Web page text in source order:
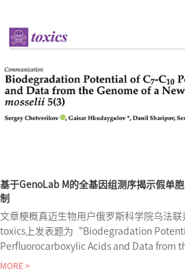
基于GenoLab M的全基因组测序揭示假单
制
文章梗概真迈生物用户俄罗斯科学院乌法
toxics上发表题为“Biodegradation
Perfluorocarboxylic Acids and Data from
MORE >